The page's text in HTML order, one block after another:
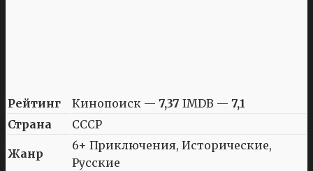
Рейтинг Кинопоиск — 7,37 IMDB — 7,1
Страна
СССР
Жанр
6+ Приключения, Исторические,
Русские